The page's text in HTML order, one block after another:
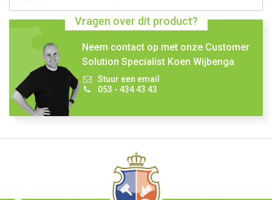
Vragen over dit product?
Neem contact op met onze Customer
Solution Specialist Koen Wijbenga
Stuur een email
053 - 434 43 43